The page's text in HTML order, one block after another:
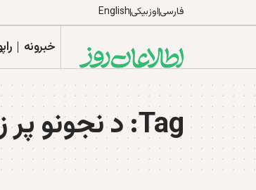
فارسیاوزبیکیEnglish
خبرونه
Tag: د نجونو پر